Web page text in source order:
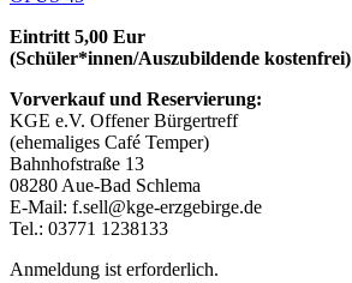
Eintritt 5,00 Eur
(Schüler*innen/Auszubildende kostenfrei)
Vorverkauf und Reservierung:
KGE e.V. Offener Bürgertreff
(ehemaliges Café Temper)
Bahnhofstraße 13
08280 Aue-Bad Schlema
E-Mail: f.sell@kge-erzgebirge.de
Tel.: 03771 1238133
Anmeldung ist erforderlich.